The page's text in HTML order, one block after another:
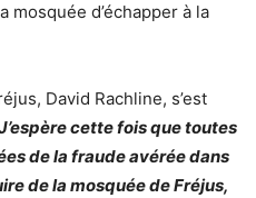
mosquée d’échapper à la
David Rachline, s’est
cette fois que toutes
de la fraude avérée dans
de la mosquée de Fréjus,